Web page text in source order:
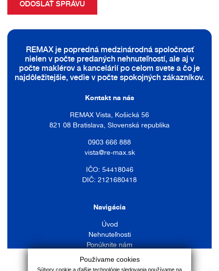
REMAX je popredná medzinárodná spoločnosť
nielen v počte predaných nehnuteľností, ale aj v
počte maklérov a kancelárií po celom svete a čo je
najdôležitejšie, vedie v počte spokojných zákazníkov.
Kontakt na nás
REMAX Vista, Košická 56
821 08 Bratislava, Slovenská republika
0903 666 888
vista@re-max.sk
IČO: 54418046
DIČ: 2121680418
Navigácia
Úvod
Nehnuteľnosti
Ponúknite nám
Služby
Používame cookies
Súbory cookie a ďalšie technológie sledovania používame na